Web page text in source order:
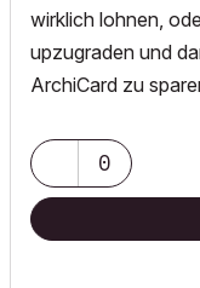
wirklich lohnen,
upzugraden und
ArchiCard zu
0